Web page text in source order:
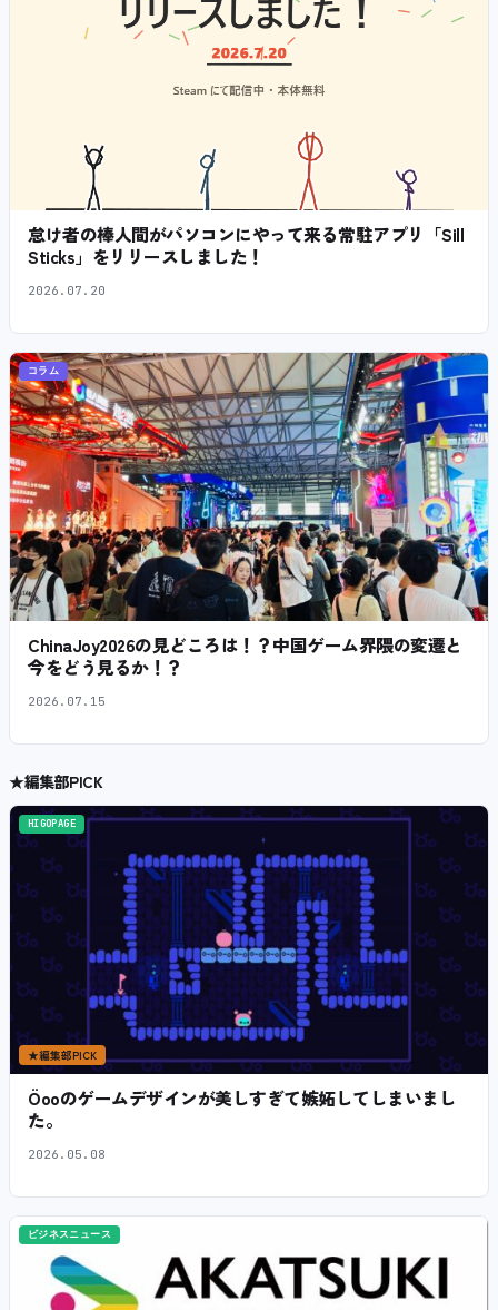
怠け者の棒人間がパソコンにやって来る常駐アプリ「Sill
Sticks」をリリースしました！
2026.07.20
コラム
ChinaJoy2026の見どころは！？中国ゲーム界隈の変遷と
今をどう見るか！？
2026.07.15
★編集部PICK
HIGOPAGE
★編集部PICK
Öooのゲームデザインが美しすぎて嫉妬してしまいまし
た。
2026.05.08
ビジネスニュース